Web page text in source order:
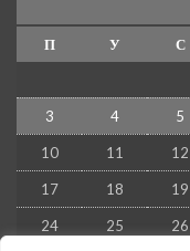
П У С
3 4 5
10 11 12
17 18 19
24 25 26